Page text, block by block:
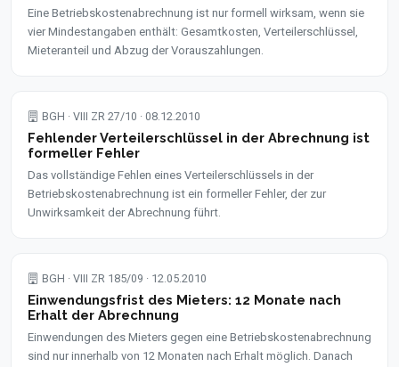
Eine Betriebskostenabrechnung ist nur formell wirksam, wenn sie
vier Mindestangaben enthält: Gesamtkosten, Verteilerschlüssel,
Mieteranteil und Abzug der Vorauszahlungen.
BGH · VIII ZR 27/10 · 08.12.2010
Fehlender Verteilerschlüssel in der Abrechnung ist
formeller Fehler
Das vollständige Fehlen eines Verteilerschlüssels in der
Betriebskostenabrechnung ist ein formeller Fehler, der zur
Unwirksamkeit der Abrechnung führt.
BGH · VIII ZR 185/09 · 12.05.2010
Einwendungsfrist des Mieters: 12 Monate nach
Erhalt der Abrechnung
Einwendungen des Mieters gegen eine Betriebskostenabrechnung
sind nur innerhalb von 12 Monaten nach Erhalt möglich. Danach